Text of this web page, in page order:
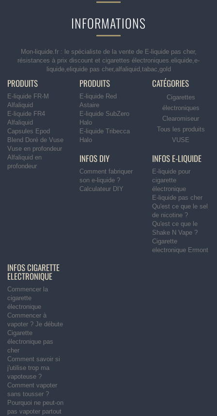
INFORMATIONS
Mon-liquide.fr : le spécialiste de la vente de E-liquide pas cher,
résistances à prix discount et cigarettes électroniques.eliquide,e-
liquide,eliquide pas cher,alfaliquid,tabac,gold
PRODUITS
E-liquide FR-M
Alfaliquid
E-liquide FR4
Alfaliquid
Capsules Epod
Blend Doré de Vuse
Vuse en profondeur
Alfaliquid en
profondeur
PRODUITS
E-liquide Red
Astaire
E-liquide SubZero
Halo
E-liquide Tribecca
Halo
CATÉGORIES
Cigarettes
électroniques
Clearomiseur
Tous les produits
VUSE
INFOS DIY
Comment fabriquer
son e-liquide ?
Calculateur DIY
INFOS E-LIQUIDE
E-liquide pour
cigarette
électronique
E-liquide pas cher
Qu'est ce que le sel
de nicotine ?
Qu'est ce que le
Shake N Vape ?
Cigarette
electronique Ermont
INFOS CIGARETTE
ELECTRONIQUE
Commencer la
cigarette
électronique
Commencer à
vapoter ? Je débute
Cigarette
électronique pas
cher
Comment savoir si
j'utilise trop ma
vapoteuse ?
Comment vapoter
sans tousser ?
Pourquoi ne peut-on
pas vapoter partout